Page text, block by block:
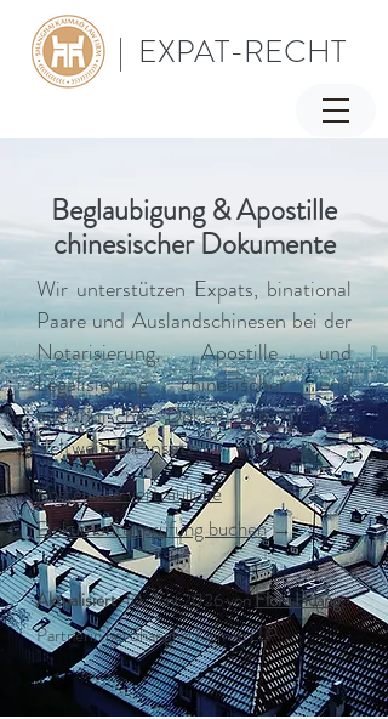
| EXPAT-RECHT
Beglaubigung & Apostille
chinesischer Dokumente
Wir unterstützen Expats, binational
Paare und Auslandschinesen bei der
Notarisierung, Apostille und
Legalisierung chinesischer und
ausländischer Dokumente für den
weltweiten Einsatz.
Kostenlose vertrauliche
Dokumentenprüfung buchen→
Aktualisiert:10. Juni 2026 vonFlora Huang,
Partnerin bei Shanghai Kaimao LLP